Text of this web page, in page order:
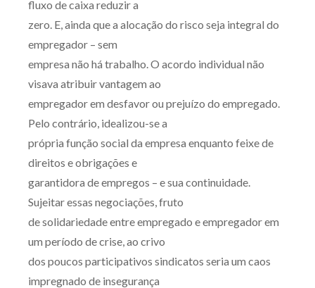
fluxo de caixa reduzir a
zero. E, ainda que a alocação do risco seja integral do
empregador – sem
empresa não há trabalho. O acordo individual não
visava atribuir vantagem ao
empregador em desfavor ou prejuízo do empregado.
Pelo contrário, idealizou-se a
própria função social da empresa enquanto feixe de
direitos e obrigações e
garantidora de empregos – e sua continuidade.
Sujeitar essas negociações, fruto
de solidariedade entre empregado e empregador em
um período de crise, ao crivo
dos poucos participativos sindicatos seria um caos
impregnado de insegurança